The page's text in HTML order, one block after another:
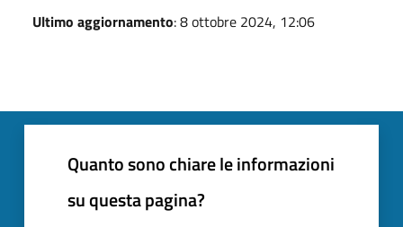
Ultimo aggiornamento: 8 ottobre 2024, 12:06
Quanto sono chiare le informazioni
su questa pagina?